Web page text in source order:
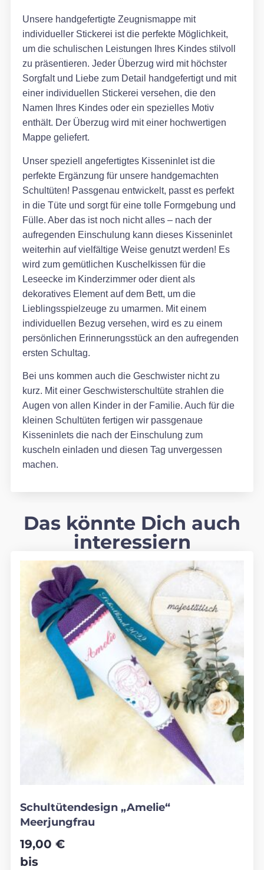
Unsere handgefertigte Zeugnismappe mit
individueller Stickerei ist die perfekte Möglichkeit,
um die schulischen Leistungen Ihres Kindes stilvoll
zu präsentieren. Jeder Überzug wird mit höchster
Sorgfalt und Liebe zum Detail handgefertigt und mit
einer individuellen Stickerei versehen, die den
Namen Ihres Kindes oder ein spezielles Motiv
enthält. Der Überzug wird mit einer hochwertigen
Mappe geliefert.
Unser speziell angefertigtes Kisseninlet ist die
perfekte Ergänzung für unsere handgemachten
Schultüten! Passgenau entwickelt, passt es perfekt
in die Tüte und sorgt für eine tolle Formgebung und
Fülle. Aber das ist noch nicht alles – nach der
aufregenden Einschulung kann dieses Kisseninlet
weiterhin auf vielfältige Weise genutzt werden! Es
wird zum gemütlichen Kuschelkissen für die
Leseecke im Kinderzimmer oder dient als
dekoratives Element auf dem Bett, um die
Lieblingsspielzeuge zu umarmen. Mit einem
individuellen Bezug versehen, wird es zu einem
persönlichen Erinnerungsstück an den aufregenden
ersten Schultag.
Bei uns kommen auch die Geschwister nicht zu
kurz. Mit einer Geschwisterschultüte strahlen die
Augen von allen Kinder in der Familie. Auch für die
kleinen Schultüten fertigen wir passgenaue
Kisseninlets die nach der Einschulung zum
kuscheln einladen und diesen Tag unvergessen
machen.
Das könnte Dich auch
interessiern
Schultütendesign „Amelie“
Meerjungfrau
19,00 €
bis